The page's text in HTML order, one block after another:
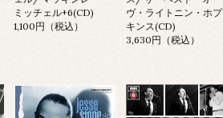
ミッチェル+6(CD)
1,100円（税込）
ヴ・ライトニン・ホプ
キンス(CD)
3,630円（税込）